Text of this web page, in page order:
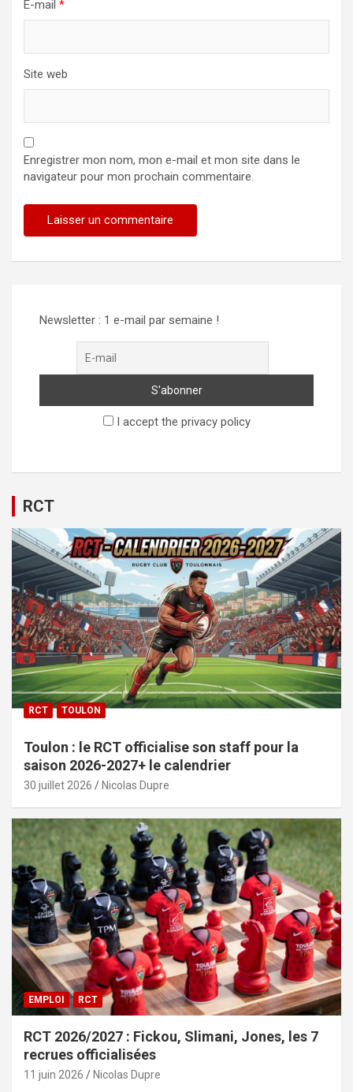
E-mail *
Site web
Enregistrer mon nom, mon e-mail et mon site dans le
navigateur pour mon prochain commentaire.
Newsletter : 1 e-mail par semaine !
I accept the privacy policy
RCT
RCT TOULON
Toulon : le RCT officialise son staff pour la
saison 2026-2027+ le calendrier
30 juillet 2026 Nicolas Dupre
EMPLOI RCT
RCT 2026/2027 : Fickou, Slimani, Jones, les 7
recrues officialisées
11 juin 2026 Nicolas Dupre